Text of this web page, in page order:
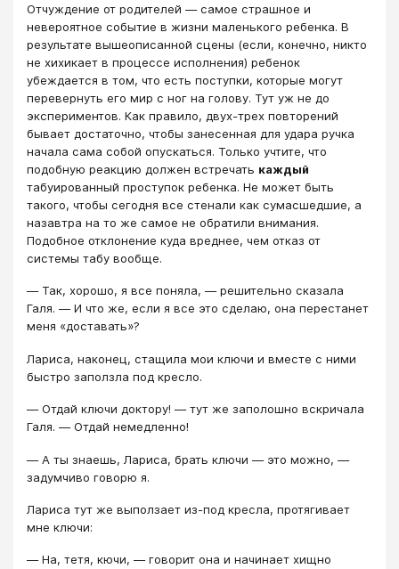
Отчуждение от родителей ― самое страшное и
невероятное событие в жизни маленького ребенка. В
результате вышеописанной сцены (если, конечно, никто
не хихикает в процессе исполнения) ребенок
убеждается в том, что есть поступки, которые могут
перевернуть его мир с ног на голову. Тут уж не до
экспериментов. Как правило, двух-трех повторений
бывает достаточно, чтобы занесенная для удара ручка
начала сама собой опускаться. Только учтите, что
подобную реакцию должен встречать каждый
табуированный проступок ребенка. Не может быть
такого, чтобы сегодня все стенали как сумасшедшие, а
назавтра на то же самое не обратили внимания.
Подобное отклонение куда вреднее, чем отказ от
системы табу вообще.
― Так, хорошо, я все поняла, ― решительно сказала
Галя. ― И что же, если я все это сделаю, она перестанет
меня «доставать»?
Лариса, наконец, стащила мои ключи и вместе с ними
быстро заползла под кресло.
― Отдай ключи доктору! ― тут же заполошно вскричала
Галя. ― Отдай немедленно!
― А ты знаешь, Лариса, брать ключи ― это можно, ―
задумчиво говорю я.
Лариса тут же выползает из-под кресла, протягивает
мне ключи:
― На, тетя, кючи, ― говорит она и начинает хищно